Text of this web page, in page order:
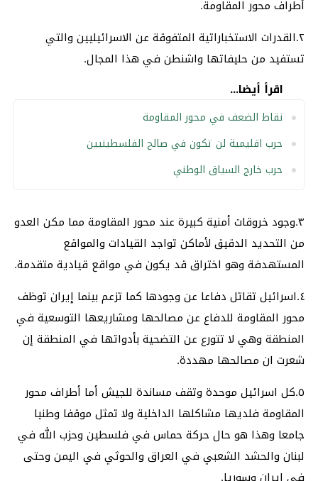
أطراف محور المقاومة.
٢.القدرات الاستخباراتية المتفوقة عن الاسرائيليين والتي
تستفيد من حليفاتها واشنطن في هذا المجال.
اقرأ أيضا...
نقاط الضعف في محور المقاومة
حرب اقليمية لن تكون في صالح الفلسطينيين
حرب خارج السياق الوطني
٣.وجود خروقات أمنية كبيرة عند محور المقاومة مما مكن العدو
من التحديد الدقيق لأماكن تواجد القيادات والمواقع
المستهدفة وهو اختراق قد يكون في مواقع قيادية متقدمة.
٤.اسرائيل تقاتل دفاعا عن وجودها كما تزعم بينما إيران توظف
محور المقاومة للدفاع عن مصالحها ومشاريعها التوسعية في
المنطقة وهي لا تتورع عن التضحية بأدواتها في المنطقة إن
شعرت ان مصالحها مهددة.
٥.كل اسرائيل موحدة وتقف مساندة للجيش أما أطراف محور
المقاومة فلديها مشاكلها الداخلية ولا تمثل موقفا وطنيا
جامعا وهذا هو حال حركة حماس في فلسطين وحزب الله في
لبنان والحشد الشعبي في العراق والحوثي في اليمن وحتى